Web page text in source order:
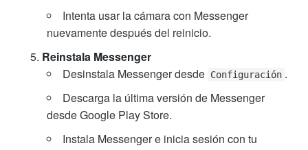
Intenta usar la cámara con Messenger
nuevamente después del reinicio.
Reinstala Messenger
Desinstala Messenger desde Configuración .
Descarga la última versión de Messenger
desde Google Play Store.
Instala Messenger e inicia sesión con tu